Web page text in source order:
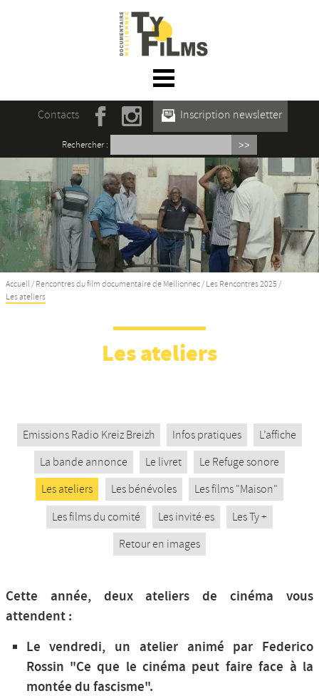
☰ Menu
Accueil
Actualités
L’association
Rencontres du film documentaire de
Mellionnec
Projections
Se former
Nos productions et +
Contacts Inscription newsletter
Rechercher :
Accueil / Rencontres du film documentaire de Mellionnec / Les Rencontres 2025 /
Les ateliers
Les ateliers
Emissions Radio Kreiz Breizh Infos pratiques
L’affiche
La bande annonce
Le livret
Le Refuge sonore
Les ateliers
Les bénévoles
Les films "Maison"
Les films du comité
Les invité·es
Les Ty +
Retour en images
Cette année, deux ateliers de cinéma vous
attendent :
Le vendredi, un atelier animé par Federico
Rossin "Ce que le cinéma peut faire face à la
montée du fascisme".